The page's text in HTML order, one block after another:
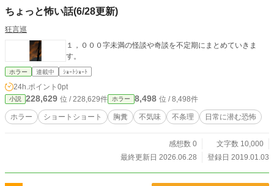
ちょっと怖い話(6/28更新)
狂言巡
１，０００字未満の怪談や奇談を不定期にまとめていきま
す。
ホラー 連載中 ｼｮｰﾄｼｮｰﾄ
24h.ポイント 0pt
小説 228,629 位 / 228,629件 ホラー 8,498 位 / 8,498件
ホラー ショートショート 胸糞 不気味 不条理 日常に潜む恐怖
感想数 0
文字数 10,000
最終更新日 2026.06.28
登録日 2019.01.03